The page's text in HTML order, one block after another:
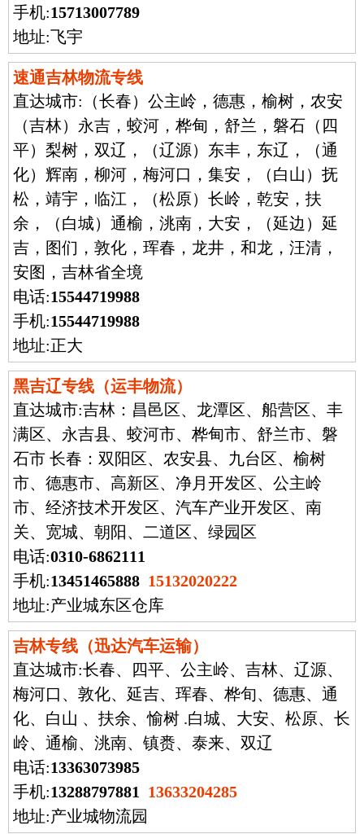
手机:15713007789
地址:飞宇
速通吉林物流专线
直达城市: （长春）公主岭，德惠，榆树，农安
（吉林）永吉，蛟河，桦甸，舒兰，磐石（四
平）梨树，双辽，（辽源）东丰，东辽，（通
化）辉南，柳河，梅河口，集安，（白山）抚
松，靖宇，临江，（松原）长岭，乾安，扶
余，（白城）通榆，洮南，大安，（延边）延
吉，图们，敦化，珲春，龙井，和龙，汪清，
安图，吉林省全境
电话:15544719988
手机:15544719988
地址:正大
黑吉辽专线（运丰物流）
直达城市:吉林：昌邑区、龙潭区、船营区、丰
满区、永吉县、蛟河市、桦甸市、舒兰市、磐
石市 长春：双阳区、农安县、九台区、榆树
市、德惠市、高新区、净月开发区、公主岭
市、经济技术开发区、汽车产业开发区、南
关、宽城、朝阳、二道区、绿园区
电话:0310-6862111
手机:13451465888 15132020222
地址:产业城东区仓库
吉林专线（迅达汽车运输）
直达城市:长春、四平、公主岭、吉林、辽源、
梅河口、敦化、延吉、珲春、桦旬、德惠、通
化、白山 、扶余、愉树 .白城、大安、松原、长
岭、通榆、洮南、镇赉、泰来、双辽
电话:13363073985
手机:13288797881
13633204285
地址:产业城物流园